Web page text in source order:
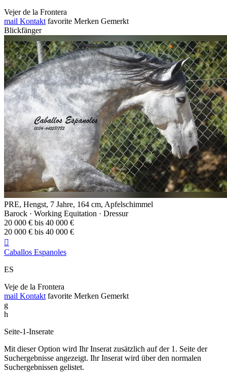
Vejer de la Frontera
mail Kontakt favorite Merken Gemerkt
Blickfänger
PRE, Hengst, 7 Jahre, 164 cm, Apfelschimmel
Barock · Working Equitation · Dressur
20 000 € bis 40 000 €
20 000 € bis 40 000 €

Caballos Espanoles
ES
Veje de la Frontera
mail Kontakt favorite Merken Gemerkt
g
h
Seite-1-Inserate
Mit dieser Option wird Ihr Inserat zusätzlich auf der 1. Seite der
Suchergebnisse angezeigt. Ihr Inserat wird über den normalen
Suchergebnissen gelistet.